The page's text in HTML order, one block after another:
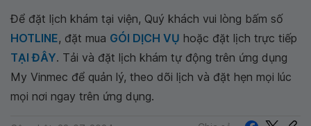
Để đặt lịch khám tại viện, Quý khách vui lòng bấm số
HOTLINE, đặt mua GÓI DỊCH VỤ hoặc đặt lịch trực tiếp
TẠI ĐÂY. Tải và đặt lịch khám tự động trên ứng dụng
My Vinmec để quản lý, theo dõi lịch và đặt hẹn mọi lúc
mọi nơi ngay trên ứng dụng.